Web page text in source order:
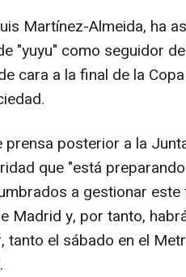
Martínez-Almeida, ha
"yuyu" como seguidor
cara a la final de la
posterior a la
que "está
a gestionar
Madrid y, por tanto,
tanto el sábado en el